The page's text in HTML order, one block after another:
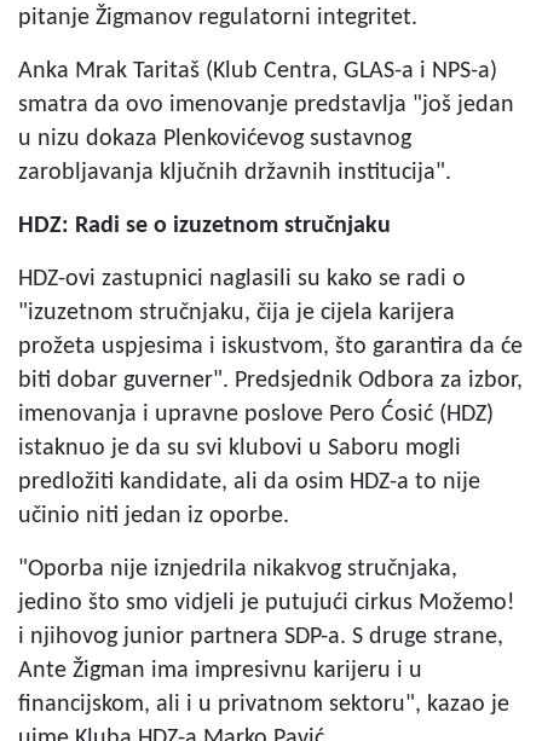
pitanje Žigmanov regulatorni integritet.
Anka Mrak Taritaš (Klub Centra, GLAS-a i NPS-a)
smatra da ovo imenovanje predstavlja "još jedan
u nizu dokaza Plenkovićevog sustavnog
zarobljavanja ključnih državnih institucija".
HDZ: Radi se o izuzetnom stručnjaku
HDZ-ovi zastupnici naglasili su kako se radi o
"izuzetnom stručnjaku, čija je cijela karijera
prožeta uspjesima i iskustvom, što garantira da će
biti dobar guverner". Predsjednik Odbora za izbor,
imenovanja i upravne poslove Pero Ćosić (HDZ)
istaknuo je da su svi klubovi u Saboru mogli
predložiti kandidate, ali da osim HDZ-a to nije
učinio niti jedan iz oporbe.
"Oporba nije iznjedrila nikakvog stručnjaka,
jedino što smo vidjeli je putujući cirkus Možemo!
i njihovog junior partnera SDP-a. S druge strane,
Ante Žigman ima impresivnu karijeru i u
financijskom, ali i u privatnom sektoru", kazao je